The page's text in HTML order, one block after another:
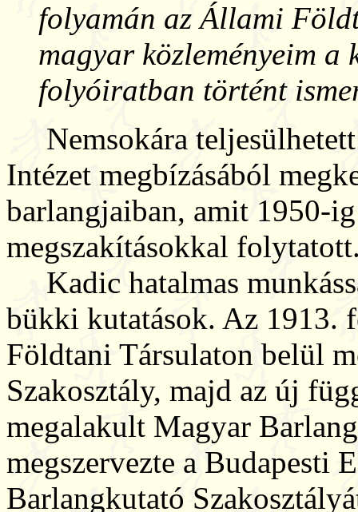
folyamán az Állami
magyar közleményeim
folyóiratban történt
Nemsokára teljesülhetett
Intézet megbízásából
barlangjaiban, amit 1950-
megszakításokkal
Kadic hatalmas
bükki kutatások. Az 1913.
Földtani Társulaton belül
Szakosztály, majd az új
megalakult Magyar
megszervezte a Budapesti
Barlangkutató